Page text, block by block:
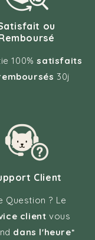
ou
100%satisfaits
30j
Client
Question ? Le
client vous
dans l'heure*